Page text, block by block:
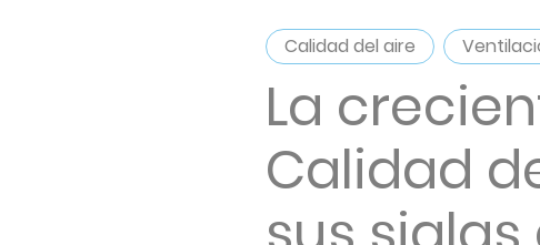
Calidad del aire
La
Calidad